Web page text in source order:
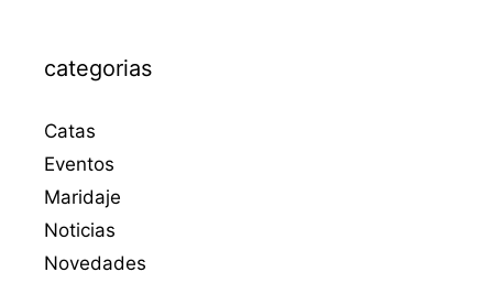
categorias
Catas
Eventos
Maridaje
Noticias
Novedades